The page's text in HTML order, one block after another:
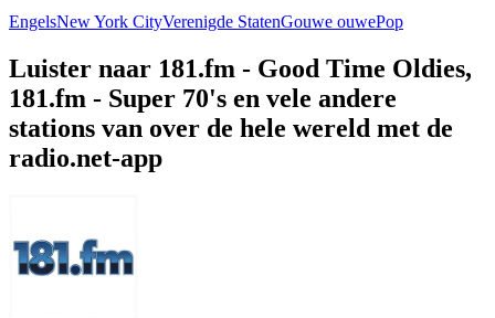
EngelsNew York CityVerenigde StatenGouwe ouwePop
Luister naar 181.fm - Good Time Oldies,
181.fm - Super 70's en vele andere
stations van over de hele wereld met de
radio.net-app